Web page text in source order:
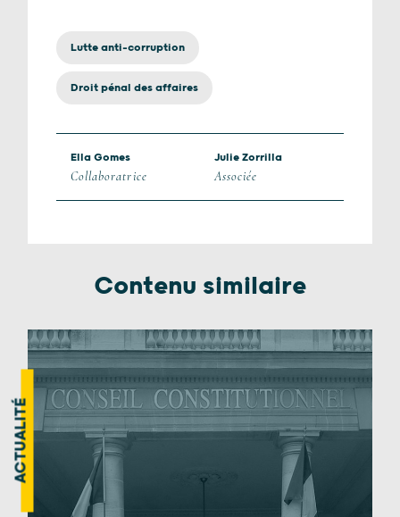
Lutte anti-corruption
Droit pénal des affaires
Ella Gomes
Collaboratrice
Julie Zorrilla
Associée
Contenu similaire
ACTUALITÉ